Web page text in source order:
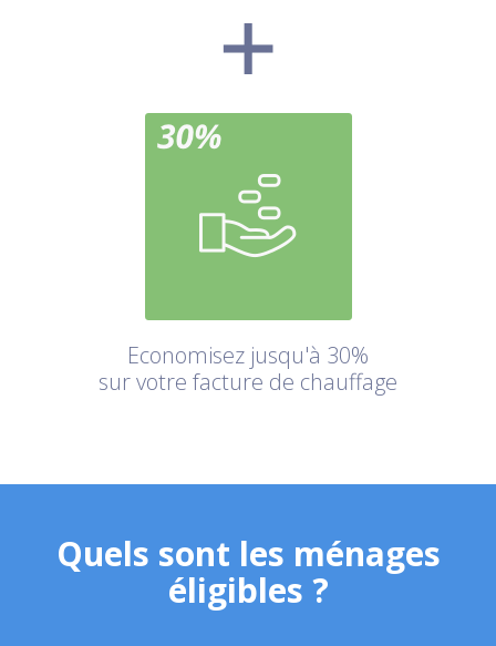
Economisez jusqu'à 30%
sur votre facture de chauffage
Quels sont les ménages
éligibles ?